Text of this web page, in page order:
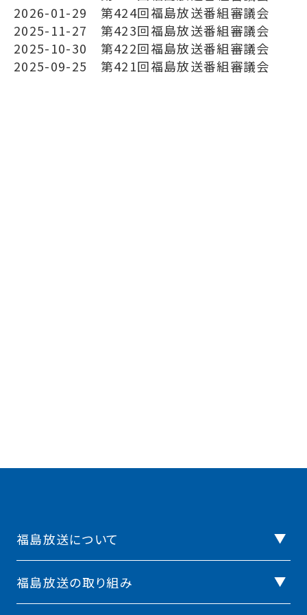
2026-01-29 第424回福島放送番組審議会
2025-11-27 第423回福島放送番組審議会
2025-10-30 第422回福島放送番組審議会
2025-09-25 第421回福島放送番組審議会
福島放送について
福島放送の取り組み